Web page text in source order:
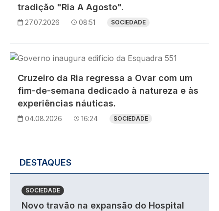
tradição "Ria A Agosto".
27.07.2026 08:51 SOCIEDADE
Imagem
Cruzeiro da Ria regressa a Ovar com um
fim-de-semana dedicado à natureza e às
experiências náuticas.
04.08.2026 16:24 SOCIEDADE
DESTAQUES
SOCIEDADE
Novo travão na expansão do Hospital